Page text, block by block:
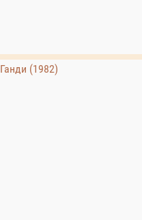
Ганди (1982)